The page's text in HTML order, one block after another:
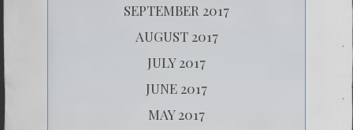
SEPTEMBER 2017
AUGUST 2017
JULY 2017
JUNE 2017
MAY 2017